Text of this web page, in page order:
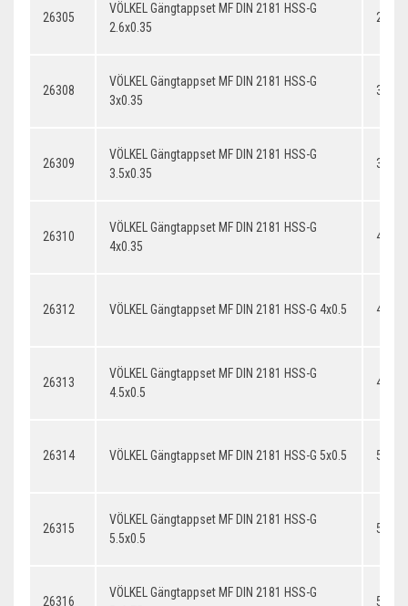
26305
VÖLKEL Gängtappset MF DIN 2181 HSS-G
2.6x0.35
26308
VÖLKEL Gängtappset MF DIN 2181 HSS-G
3x0.35
26309
VÖLKEL Gängtappset MF DIN 2181 HSS-G
3.5x0.35
26310
VÖLKEL Gängtappset MF DIN 2181 HSS-G
4x0.35
26312 VÖLKEL Gängtappset MF DIN 2181 HSS-G 4x0.5 4x0.5
26313
VÖLKEL Gängtappset MF DIN 2181 HSS-G
4.5x0.5
26314 VÖLKEL Gängtappset MF DIN 2181 HSS-G 5x0.5 5x0.5
26315
VÖLKEL Gängtappset MF DIN 2181 HSS-G
5.5x0.5
26316
VÖLKEL Gängtappset MF DIN 2181 HSS-G